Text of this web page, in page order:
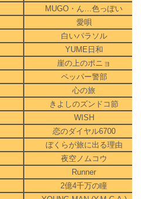
MUGO・ん…色っぽい
愛唄
白いパラソル
YUME日和
崖の上のポニョ
ペッパー警部
心の旅
きよしのズンドコ節
WISH
恋のダイヤル6700
ぼくらが旅に出る理由
夜空ノムコウ
Runner
2億4千万の瞳